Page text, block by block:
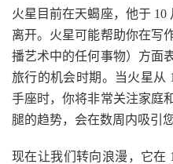
火星目前在天蝎座，他于 10
离开。火星可能帮助你在写
播艺术中的任何事物）方面
旅行的机会时期。当火星从
手座时，你将非常关注家庭
腿的趋势，会在数周内吸引
现在让我们转向浪漫，它在